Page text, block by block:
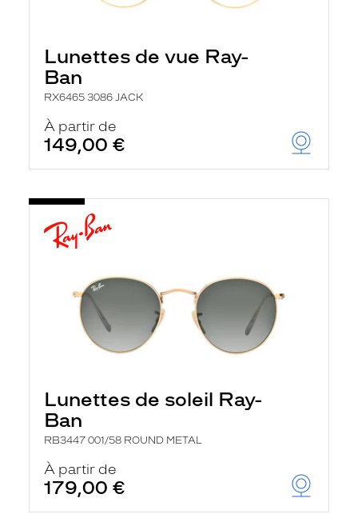
Lunettes de vue Ray-
Ban
RX6465 3086 JACK
À partir de
149,00 €
Lunettes de soleil Ray-
Ban
RB3447 001/58 ROUND METAL
À partir de
179,00 €